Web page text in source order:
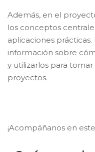
Además, en el
los conceptos
aplicaciones
información sobre
y utilizarlos para
proyectos.
¡Acompáñanos en